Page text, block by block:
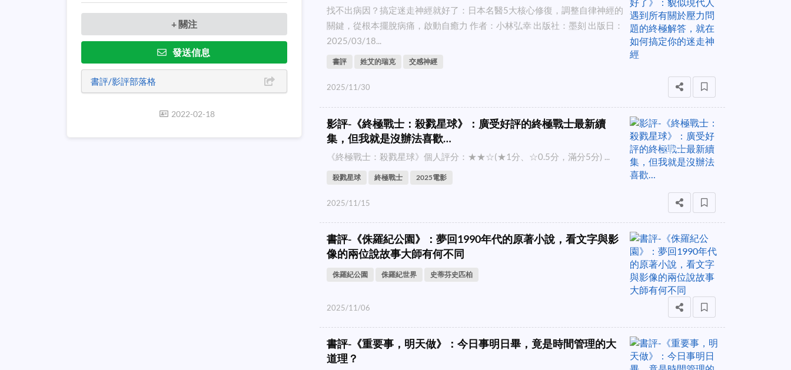
+ 關注
發送信息
書評/影評部落格
2022-02-18
找不出病因？搞定迷走神經就好了：日本名醫5大核心修復，調整自律神經的
關鍵，從根本擺脫病痛，啟動自癒力 作者：小林弘幸 出版社：墨刻 出版日：
2025/03/18...
書評 姓艾的瑞克 交感神經
2025/11/30
影評-《終極戰士：殺戮星球》：廣受好評的終極戰士最新續
集，但我就是沒辦法喜歡…
《終極戰士：殺戮星球》個人評分：★★☆(★1分、☆0.5分，滿分5分) ...
殺戮星球 終極戰士 2025電影
2025/11/15
書評-《侏羅紀公園》：夢回1990年代的原著小說，看文字與影
像的兩位說故事大師有何不同
侏羅紀公園 侏羅紀世界 史蒂芬史匹柏
2025/11/06
書評-《重要事，明天做》：今日事明日畢，竟是時間管理的大
道理？